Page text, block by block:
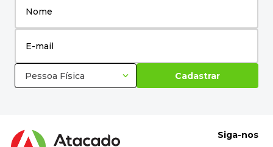
em até1x deR$ 20,68
＋
－ +
Cadastre-se